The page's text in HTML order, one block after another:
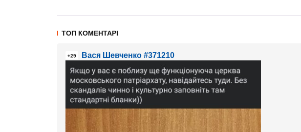
ТОП КОМЕНТАРІ
+29 Вася Шевченко #371210